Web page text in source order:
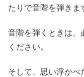
たりで音階を弾きま
音階を弾くときは、
ください。
そして、思い浮かべ